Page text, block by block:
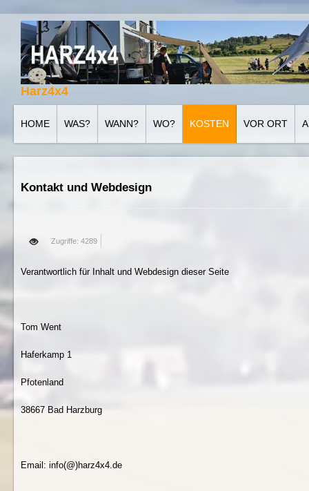
Harz4x4
HOME WAS? WANN? WO? KOSTEN VOR ORT
Kontakt und Webdesign
Zugriffe: 4289
Verantwortlich für Inhalt und Webdesign dieser Seite
Tom Went
Haferkamp 1
Pfotenland
38667 Bad Harzburg
Email: info(@)harz4x4.de